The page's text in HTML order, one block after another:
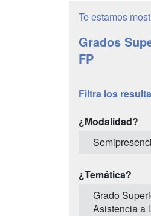
Te estamos
Grados
FP
Filtra los
¿Modalidad?
¿Temática?
Grado
Asistencia a